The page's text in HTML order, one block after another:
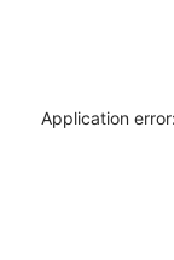
Application